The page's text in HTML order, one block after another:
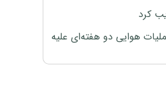
کرد
هوایی دو هفته‌ای علیه